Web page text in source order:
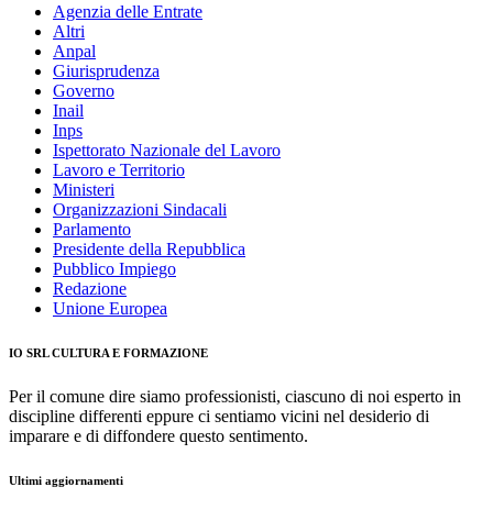
Agenzia delle Entrate
Altri
Anpal
Giurisprudenza
Governo
Inail
Inps
Ispettorato Nazionale del Lavoro
Lavoro e Territorio
Ministeri
Organizzazioni Sindacali
Parlamento
Presidente della Repubblica
Pubblico Impiego
Redazione
Unione Europea
IO SRL CULTURA E FORMAZIONE
Per il comune dire siamo professionisti, ciascuno di noi esperto in
discipline differenti eppure ci sentiamo vicini nel desiderio di
imparare e di diffondere questo sentimento.
Ultimi aggiornamenti